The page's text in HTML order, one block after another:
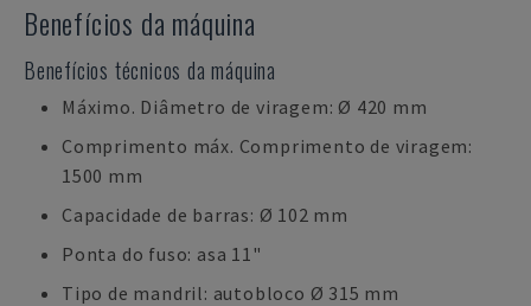
Benefícios da máquina
Benefícios técnicos da máquina
Máximo. Diâmetro de viragem: Ø 420 mm
Comprimento máx. Comprimento de viragem:
1500 mm
Capacidade de barras: Ø 102 mm
Ponta do fuso: asa 11"
Tipo de mandril: autobloco Ø 315 mm